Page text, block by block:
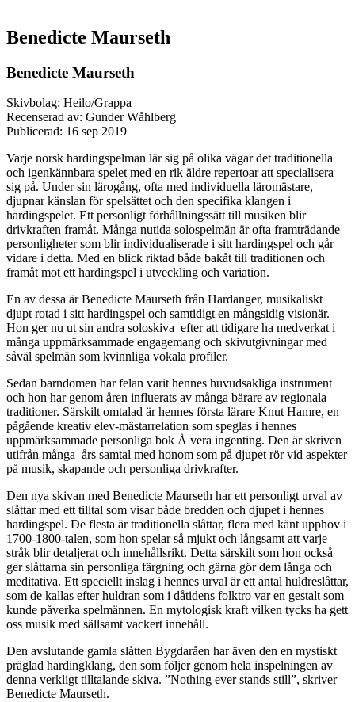
Benedicte Maurseth
Benedicte Maurseth
Skivbolag: Heilo/Grappa
Recenserad av: Gunder Wåhlberg
Publicerad: 16 sep 2019
Varje norsk hardingspelman lär sig på olika vägar det traditionella
och igenkännbara spelet med en rik äldre repertoar att specialisera
sig på. Under sin lärogång, ofta med individuella läromästare,
djupnar känslan för spelsättet och den specifika klangen i
hardingspelet. Ett personligt förhållningssätt till musiken blir
drivkraften framåt. Många nutida solospelmän är ofta framträdande
personligheter som blir individualiserade i sitt hardingspel och går
vidare i detta. Med en blick riktad både bakåt till traditionen och
framåt mot ett hardingspel i utveckling och variation.
En av dessa är Benedicte Maurseth från Hardanger, musikaliskt
djupt rotad i sitt hardingspel och samtidigt en mångsidig visionär.
Hon ger nu ut sin andra soloskiva efter att tidigare ha medverkat i
många uppmärksammade engagemang och skivutgivningar med
såväl spelmän som kvinnliga vokala profiler.
Sedan barndomen har felan varit hennes huvudsakliga instrument
och hon har genom åren influerats av många bärare av regionala
traditioner. Särskilt omtalad är hennes första lärare Knut Hamre, en
pågående kreativ elev-mästarrelation som speglas i hennes
uppmärksammade personliga bok Å vera ingenting. Den är skriven
utifrån många års samtal med honom som på djupet rör vid aspekter
på musik, skapande och personliga drivkrafter.
Den nya skivan med Benedicte Maurseth har ett personligt urval av
slåttar med ett tilltal som visar både bredden och djupet i hennes
hardingspel. De flesta är traditionella slåttar, flera med känt upphov i
1700-1800-talen, som hon spelar så mjukt och långsamt att varje
stråk blir detaljerat och innehållsrikt. Detta särskilt som hon också
ger slåttarna sin personliga färgning och gärna gör dem långa och
meditativa. Ett speciellt inslag i hennes urval är ett antal huldreslåttar,
som de kallas efter huldran som i dåtidens folktro var en gestalt som
kunde påverka spelmännen. En mytologisk kraft vilken tycks ha gett
oss musik med sällsamt vackert innehåll.
Den avslutande gamla slåtten Bygdaråen har även den en mystiskt
präglad hardingklang, den som följer genom hela inspelningen av
denna verkligt tilltalande skiva. ”Nothing ever stands still”, skriver
Benedicte Maurseth.